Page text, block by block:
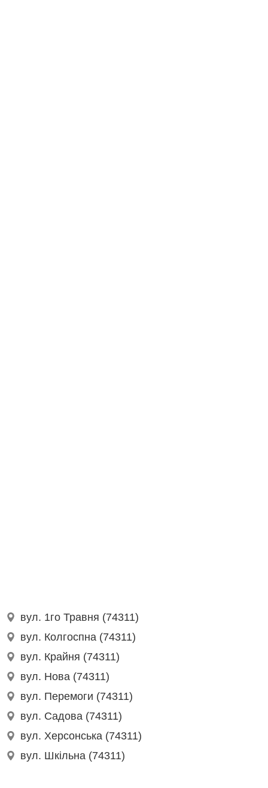
вул. 1го Травня (74311)
вул. Колгоспна (74311)
вул. Крайня (74311)
вул. Нова (74311)
вул. Перемоги (74311)
вул. Садова (74311)
вул. Херсонська (74311)
вул. Шкільна (74311)